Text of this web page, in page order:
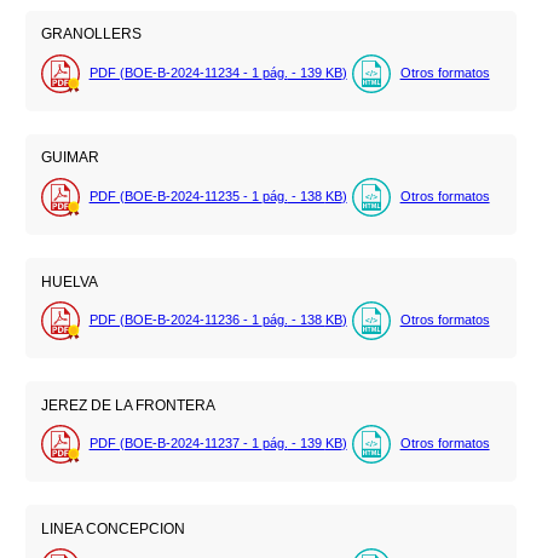
GRANOLLERS
PDF (BOE-B-2024-11234 - 1 pág. - 139 KB) Otros formatos
GUIMAR
PDF (BOE-B-2024-11235 - 1 pág. - 138 KB) Otros formatos
HUELVA
PDF (BOE-B-2024-11236 - 1 pág. - 138 KB) Otros formatos
JEREZ DE LA FRONTERA
PDF (BOE-B-2024-11237 - 1 pág. - 139 KB) Otros formatos
LINEA CONCEPCION